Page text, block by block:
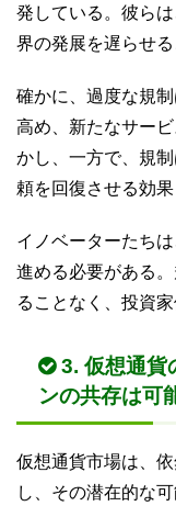
発している。彼ら
界の発展を遅らせる
確かに、過度な規
高め、新たなサー
かし、一方で、規
頼を回復させる効果
イノベーターたち
進める必要がある
ることなく、投資
3. 仮想通貨
ンの共存は可
仮想通貨市場は、
し、その潜在的な